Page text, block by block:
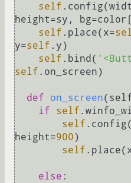
self
height=sy,
self .place(x=
y=self .y)
self .bind(
self .on_screen)
def on_screen(
if
self
self
height=900)
self
else :